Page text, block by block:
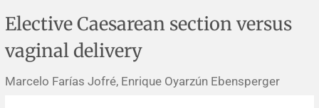
Impressum
Evaluaciones económicas
Notas metodológicas
Notas históricas y reseñas
Ensayos
Notas técnicas
Práctica clínica
Descripción
Política de cobros
Elective Caesarean section versus
vaginal delivery
Marcelo Farías Jofré, Enrique Oyarzún Ebensperger